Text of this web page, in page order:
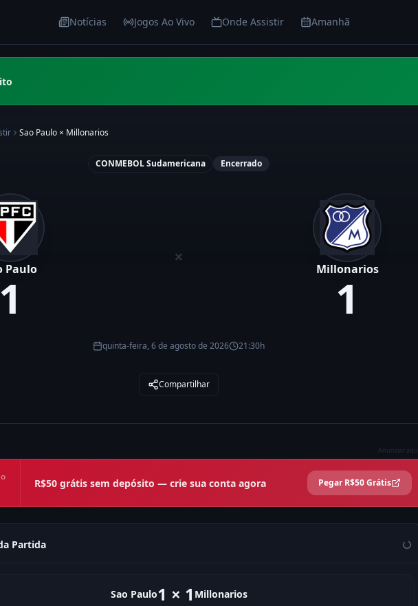
Notícias Jogos Ao Vivo Onde Assistir Amanhã
Sao Paulo × Millonarios
CONMEBOL Sudamericana Encerrado
Paulo
1
×
Millonarios
1
quinta-feira, 6 de agosto de 2026 21:30h
Compartilhar
Anunciar aqui
R$50 grátis sem depósito — crie sua conta agora Pegar R$50 Grátis
Partida
Sao Paulo1 × 1 Millonarios